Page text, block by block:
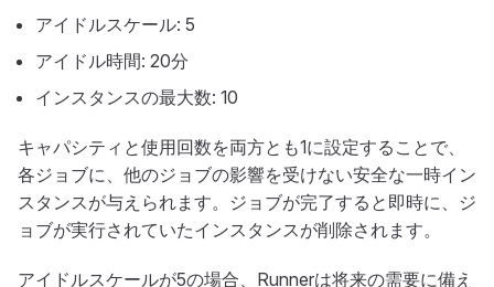
アイドルスケール: 5
アイドル時間: 20分
インスタンスの最大数: 10
キャパシティと使用回数を両方とも1に設定することで、
各ジョブに、他のジョブの影響を受けない安全な一時イン
スタンスが与えられます。ジョブが完了すると即時に、ジ
ョブが実行されていたインスタンスが削除されます。
アイドルスケールが5の場合、Runnerは将来の需要に備え